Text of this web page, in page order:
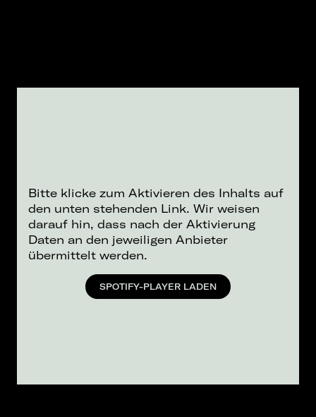
Bitte klicke zum Aktivieren des Inhalts auf
den unten stehenden Link. Wir weisen
darauf hin, dass nach der Aktivierung
Daten an den jeweiligen Anbieter
übermittelt werden.
SPOTIFY-PLAYER LADEN